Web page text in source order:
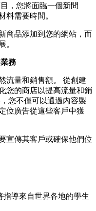
，您將面臨一個新問
料需要時間。
商品添加到您的網站，而
。
務
流量和銷售額。 從創建
您的商店以提高流量和銷
您不僅可以通過內容製
位廣告從這些客戶中獲
宣傳其客戶或確保他們位
指導來自世界各地的學生